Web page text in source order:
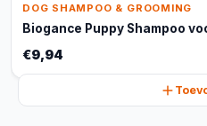
DOG SHAMPOO & GROOMING
Biogance Puppy Shampoo
€9,94